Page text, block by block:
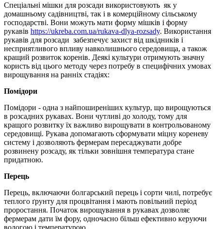
Спеціальні мішки для розсади використовують як у
домашньому садівництві, так і в комерційному сільському
господарстві. Вони можуть мати форму мішків і форму
рукавів https://ukreba.com.ua/rukava-dlya-rozsady. Використання
рукавів для розсади забезпечує захист від шкідників і
несприятливого впливу навколишнього середовища, а також
кращий розвиток коренів. Деякі культури отримують значну
користь від цього методу через потребу в специфічних умовах
вирощування на ранніх стадіях:
Помідори
Помідори - одна з найпоширеніших культур, що вирощуються
в розсадних рукавах. Вони чутливі до холоду, тому для
кращого розвитку їх важливо вирощувати в контрольованому
середовищі. Рукава допомагають сформувати міцну кореневу
систему і дозволяють фермерам пересаджувати добре
розвинену розсаду, як тільки зовнішня температура стане
придатною.
Перець
Перець, включаючи болгарський перець і сорти чилі, потребує
теплого ґрунту для процвітання і мають повільний період
проростання. Початок вирощування в рукавах дозволяє
фермерам дати їм фору, одночасно більш ефективно керуючи
вологою і температурою.